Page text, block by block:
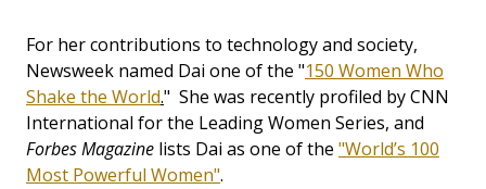
For her contributions to technology and society,
Newsweek named Dai one of the "150 Women Who
Shake the World." She was recently profiled by CNN
International for the Leading Women Series, and
Forbes Magazine lists Dai as one of the "World’s 100
Most Powerful Women".